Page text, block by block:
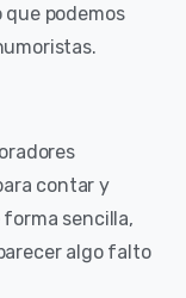
que podemos
contar y
sencilla,
algo falto